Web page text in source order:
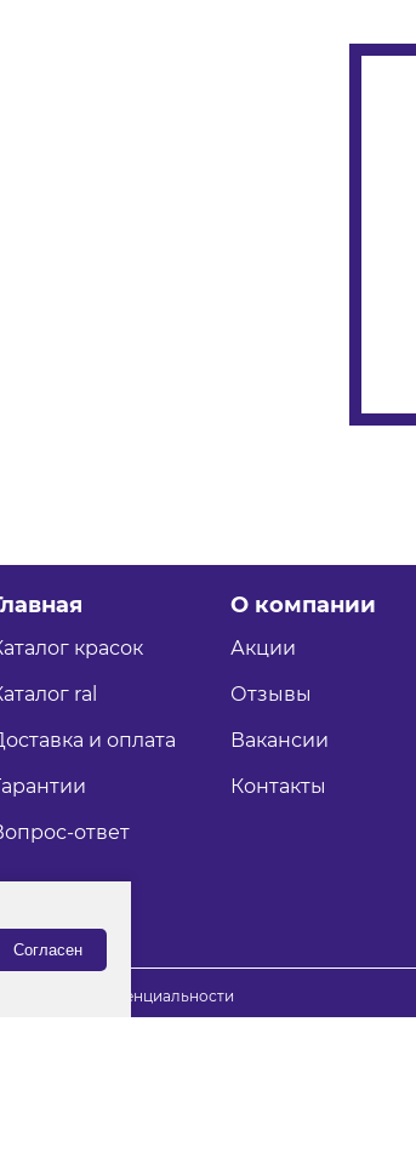
красок
ral
и оплата
ответ
О компании
Акции
Отзывы
Вакансии
Контакты
конфиденциальности
Согласен